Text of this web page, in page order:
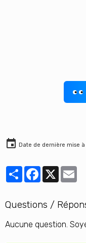
Date de dernière mise
PartagerFacebook
X
Questions /
Aucune question.